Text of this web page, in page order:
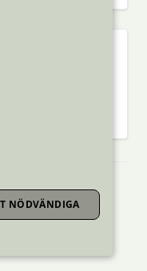
NÖDVÄNDIGA